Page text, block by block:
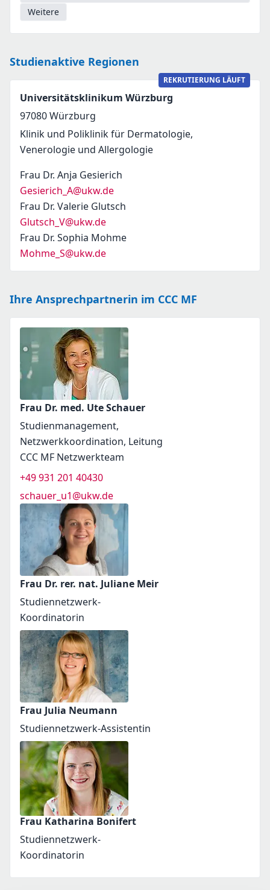
Weitere
Studienaktive Regionen
REKRUTIERUNG LÄUFT
Universitätsklinikum Würzburg
97080Würzburg
Klinik und Poliklinik für Dermatologie,
Venerologie und Allergologie
Frau Dr. Anja Gesierich
Gesierich_A@ukw.de
Frau Dr. Valerie Glutsch
Glutsch_V@ukw.de
Frau Dr. Sophia Mohme
Mohme_S@ukw.de
Ihre Ansprechpartnerin im CCC MF
Frau Dr. med. Ute Schauer
Studienmanagement,
Netzwerkkoordination, Leitung
CCC MF Netzwerkteam
+49 931 201 40430
schauer_u1@ukw.de
Frau Dr. rer. nat. Juliane Meir
Studiennetzwerk-
Koordinatorin
Frau Julia Neumann
Studiennetzwerk-Assistentin
Frau Katharina Bonifert
Studiennetzwerk-
Koordinatorin